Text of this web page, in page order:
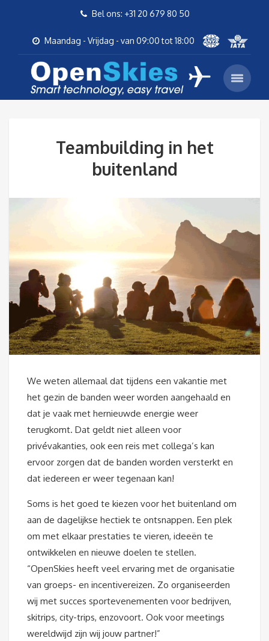
Bel ons: +31 20 679 80 50
Maandag - Vrijdag - van 09:00 tot 18:00
Teambuilding in het
buitenland
We weten allemaal dat tijdens een vakantie met
het gezin de banden weer worden aangehaald en
dat je vaak met hernieuwde energie weer
terugkomt. Dat geldt niet alleen voor
privévakanties, ook een reis met collega’s kan
ervoor zorgen dat de banden worden versterkt en
dat iedereen er weer tegenaan kan!
Soms is het goed te kiezen voor het buitenland om
aan de dagelijkse hectiek te ontsnappen. Een plek
om met elkaar prestaties te vieren, ideeën te
ontwikkelen en nieuwe doelen te stellen.
“OpenSkies heeft veel ervaring met de organisatie
van groeps- en incentivereizen. Zo organiseerden
wij met succes sportevenementen voor bedrijven,
skitrips, city-trips, enzovoort. Ook voor meetings
wereldwijd zijn wij jouw partner!”